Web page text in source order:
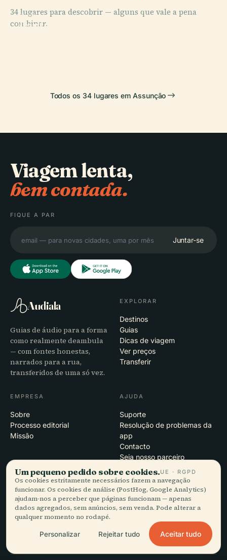
34 lugares para descobrir — alguns que vale a pena
combinar.
PLACE
PLACE
PLACE
Panteão
Todos os 34 lugares em Assunção
Viagem lenta,
bem contada.
FIQUE A PAR
Juntar-se
Audiala
Guias de áudio para a forma
como realmente deambula
— com fontes honestas,
narrados para a rua,
transferidos de uma só vez.
EXPLORAR
Destinos
Guias
Dicas de viagem
Ver preços
Transferir
EMPRESA
Sobre
Processo editorial
Missão
AJUDA
Suporte
Resolução de problemas da
app
Contacto
Seja nosso parceiro
JURÍDICO
Privacidade
Termos
Definições de cookies
Eliminar conta
Um pequeno pedido sobre cookies.UE · RGPD
Os cookies estritamente necessários fazem a navegação
funcionar. Os cookies de análise (PostHog, Google Analytics)
ajudam-nos a perceber que páginas funcionam — apenas
dados agregados, sem anúncios, sem venda. Pode alterar a
qualquer momento no rodapé.
Personalizar Rejeitar tudo Aceitar tudo